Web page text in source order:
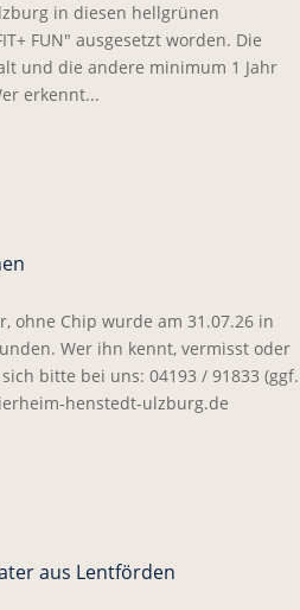
in diesen hellgrünen
FUN" ausgesetzt worden. Die
und die andere minimum 1 Jahr
erkennt...
ohne Chip wurde am 31.07.26 in
Wer ihn kennt, vermisst oder
bitte bei uns: 04193 / 91833 (ggf.
henstedt-ulzburg.de
aus Lentförden